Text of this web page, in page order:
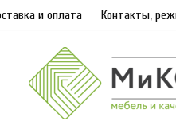
и оплата Контакты,